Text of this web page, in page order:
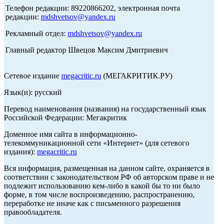
Телефон редакции: 89220866202, электронная почта
редакции: mdshvetsov@yandex.ru
Рекламный отдел: mdshvetsov@yandex.ru
Главный редактор Швецов Максим Дмитриевич
Сетевое издание megacritic.ru (МЕГАКРИТИК.РУ)
Язык(и): русский
Перевод наименования (названия) на государственный язык
Российской Федерации: Мегакритик
Доменное имя сайта в информационно-
телекоммуникационной сети «Интернет» (для сетевого
издания): megacritic.ru
Вся информация, размещенная на данном сайте, охраняется в
соответствии с законодательством РФ об авторском праве и не
подлежит использованию кем-либо в какой бы то ни было
форме, в том числе воспроизведению, распространению,
переработке не иначе как с письменного разрешения
правообладателя.